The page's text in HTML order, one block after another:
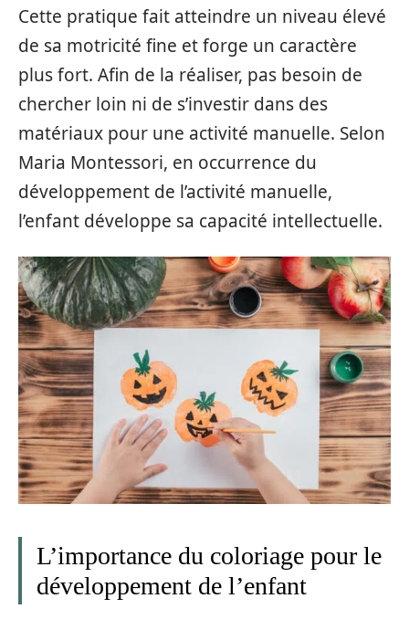
Cette pratique fait atteindre un niveau élevé
de sa motricité fine et forge un caractère
plus fort. Afin de la réaliser, pas besoin de
chercher loin ni de s’investir dans des
matériaux pour une activité manuelle. Selon
Maria Montessori, en occurrence du
développement de l’activité manuelle,
l’enfant développe sa capacité intellectuelle.
L’importance du coloriage pour le
développement de l’enfant